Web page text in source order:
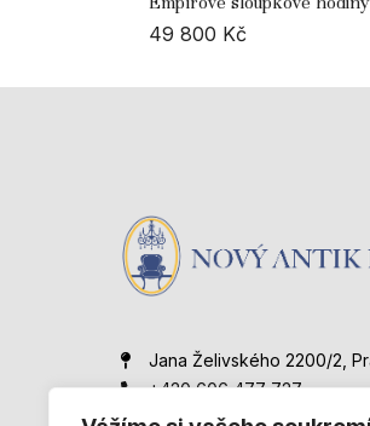
49 800 Kč
Jana Želivského 2200/2,
+420 606 477 727
novyantikbazar@gmail.com